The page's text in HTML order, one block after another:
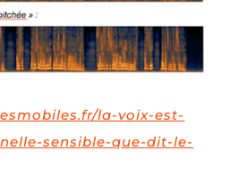
la-voix-est-
sensible-que-dit-le-